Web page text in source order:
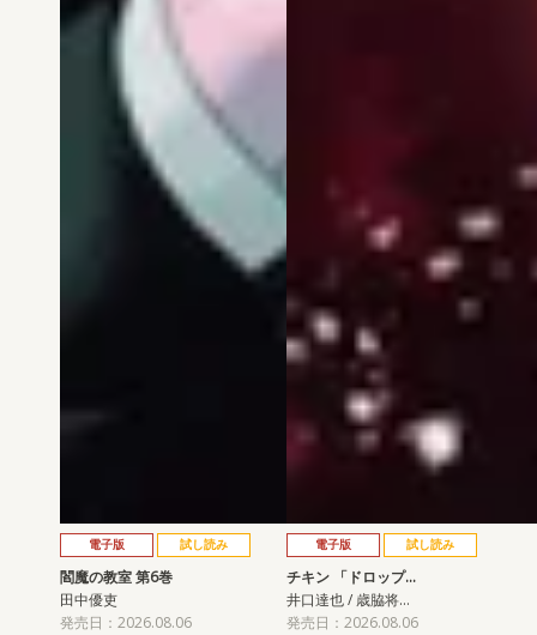
電子版 試し読み
閻魔の教室 第6巻
田中優吏
発売日：2026.08.06
電子版 試し読み
チキン 「ドロップ…
井口達也 / 歳脇将…
発売日：2026.08.06